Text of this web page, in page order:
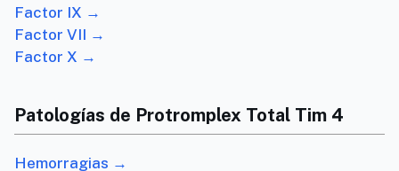
Factor IX →
Factor VII →
Factor X →
Patologías de Protromplex Total Tim 4
Hemorragias →